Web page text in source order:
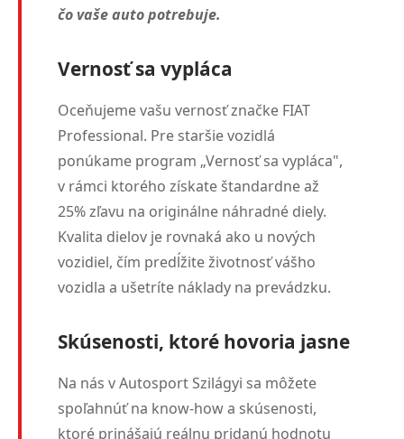
čo vaše auto potrebuje.
Vernosť sa vypláca
Oceňujeme vašu vernosť značke FIAT
Professional. Pre staršie vozidlá
ponúkame program „Vernosť sa vypláca",
v rámci ktorého získate štandardne až
25% zľavu na originálne náhradné diely.
Kvalita dielov je rovnaká ako u nových
vozidiel, čím predĺžite životnosť vášho
vozidla a ušetríte náklady na prevádzku.
Skúsenosti, ktoré hovoria jasne
Na nás v Autosport Szilágyi sa môžete
spoľahnúť na know-how a skúsenosti,
ktoré prinášajú reálnu pridanú hodnotu